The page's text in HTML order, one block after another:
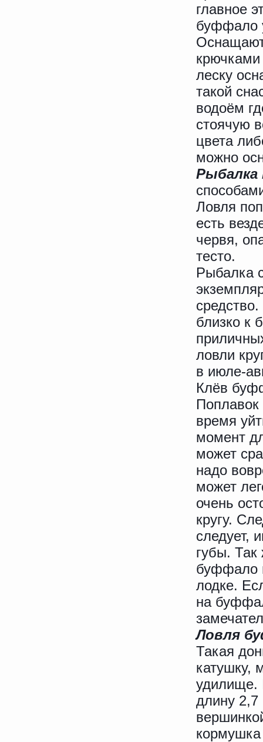
главное
буффало
леску
такой
водоём
стоячую
цвета
можно
Рыбалка
Ловля
есть
червя,
тесто.
Рыбалка
близко к
ловли
в июле-
Клёв
Поплавок
время
момент
может
надо
может
очень
кругу.
следует,
губы. Так
буффало
лодке.
на
Ловля
Такая
катушку,
удилище.
длину 2,7